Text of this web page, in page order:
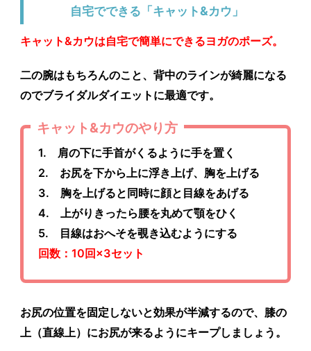
自宅でできる「キャット&カウ」
キャット&カウは自宅で簡単にできるヨガのポーズ。
二の腕はもちろんのこと、背中のラインが綺麗になる
のでブライダルダイエットに最適です。
キャット&カウのやり方
1. 肩の下に手首がくるように手を置く
2. お尻を下から上に浮き上げ、胸を上げる
3. 胸を上げると同時に顔と目線をあげる
4. 上がりきったら腰を丸めて顎をひく
5. 目線はおへそを覗き込むようにする
回数：10回×3セット
お尻の位置を固定しないと効果が半減するので、膝の
上（直線上）にお尻が来るようにキープしましょう。